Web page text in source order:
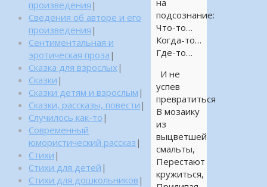
на
подсознание:
Что-то…
Когда-то…
Где-то…
И не
успев
превратиться
В мозаику
из
выцветшей
смальты,
Перестают
кружиться,
произведения |
Сведения об авторе и его
произведения |
Сентиментальная и
эротическая проза |
Сказка для взрослых |
Сказки |
Сказки детям и взрослым |
Сказки, рассказы, повести |
Случилось как-то |
Современный
юмористический рассказ |
Стихи |
Стихи для детей |
Стихи для дошкольников |